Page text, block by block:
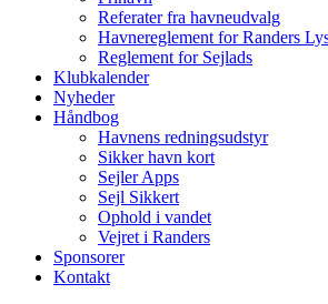
Referater fra havneudvalg
Havnereglement for Randers
Reglement for Sejlads
Klubkalender
Nyheder
Håndbog
Havnens redningsudstyr
Sikker havn kort
Sejler Apps
Sejl Sikkert
Ophold i vandet
Vejret i Randers
Sponsorer
Kontakt